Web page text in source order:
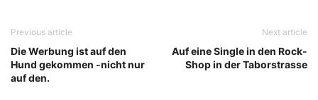
Previous article
Die Werbung ist auf den
Hund gekommen -nicht nur
auf den.
Next article
Auf eine Single in den Rock-
Shop in der Taborstrasse